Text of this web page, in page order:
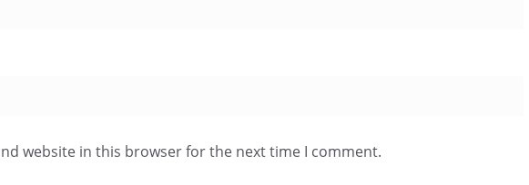
website in this browser for the next time I comment.